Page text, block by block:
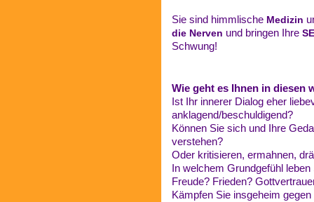
Sie sind himmlische Medizin
die Nerven und bringen Ihre
Schwung!
Wie geht es Ihnen in diesen
Ist Ihr innerer Dialog eher
anklagend/beschuldigend?
Können Sie sich und Ihre
verstehen?
Oder kritisieren, ermahnen,
In welchem Grundgefühl
Freude? Frieden?
Kämpfen Sie insgeheim